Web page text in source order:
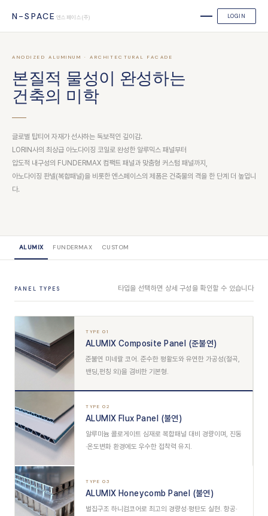
N-SPACE 엔스페이스(주) LOGIN
ANODIZED ALUMINUM · ARCHITECTURAL FACADE
본질적 물성이 완성하는
건축의 미학
글로벌 탑티어 자재가 선사하는 독보적인 깊이감.
LORIN사의 최상급 아노다이징 코일로 완성한 알루믹스 패널부터
압도적 내구성의 FUNDERMAX 컴팩트 패널과 맞춤형 커스텀 패널까지,
아노다이징 판넬(복합패널)을 비롯한 엔스페이스의 제품은 건축물의 격을 한 단계 더 높입니
다.
ALUMIX FUNDERMAX CUSTOM
PANEL TYPES 타입을 선택하면 상세 구성을 확인할 수 있습니다
TYPE 01
ALUMIX Composite Panel (준불연)
준불연 미네랄 코어. 준수한 평활도와 유연한 가공성(절곡,
밴딩,펀칭 외)을 겸비한 기본형.
TYPE 02
ALUMIX Flux Panel (불연)
알루미늄 콜로게이트 심재로 복합패널 대비 경량이며, 진동
·온도변화 환경에도 우수한 접착력 유지.
TYPE 03
ALUMIX Honeycomb Panel (불연)
벌집구조 하니컴코어로 최고의 경량성·평탄도 실현. 항공·